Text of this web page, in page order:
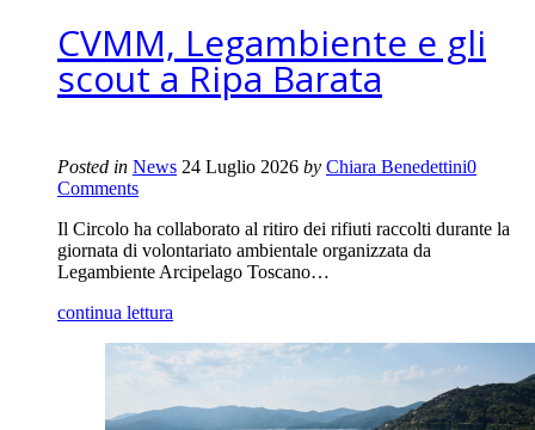
CVMM, Legambiente e gli
scout a Ripa Barata
Posted in News 24 Luglio 2026 by Chiara Benedettini0
Comments
Il Circolo ha collaborato al ritiro dei rifiuti raccolti durante la
giornata di volontariato ambientale organizzata da
Legambiente Arcipelago Toscano…
continua lettura